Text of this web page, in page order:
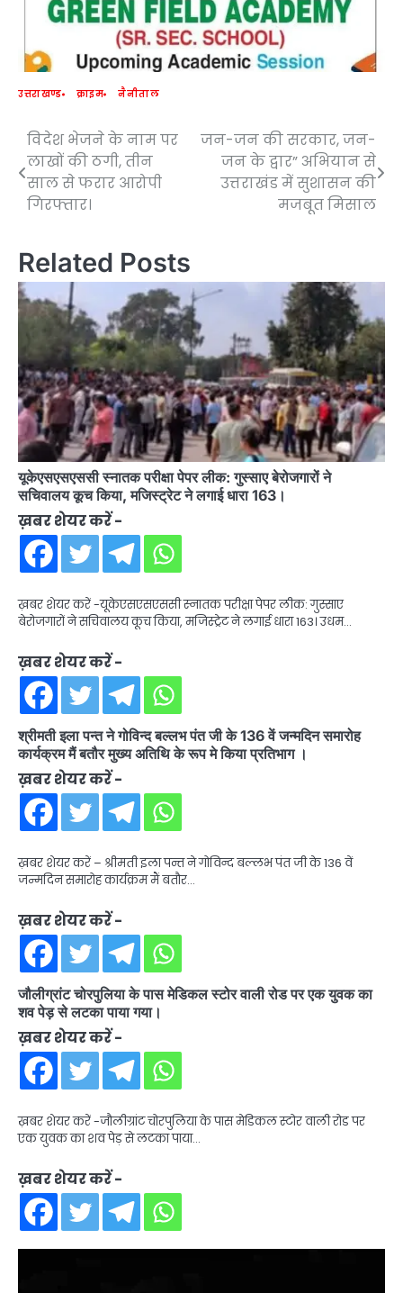
उत्तराखण्ड क्राइम नैनीताल
Post
navigation
विदेश भेजने के नाम पर
लाखों की ठगी, तीन
साल से फरार आरोपी
गिरफ्तार।
जन-जन की सरकार, जन-
जन के द्वार” अभियान से
उत्तराखंड में सुशासन की
मजबूत मिसाल
Related Posts
यूकेएसएसएससी स्नातक परीक्षा पेपर लीक: गुस्साए बेरोजगारों ने
सचिवालय कूच किया, मजिस्ट्रेट ने लगाई धारा 163।
ख़बर शेयर करें -
ख़बर शेयर करें -यूकेएसएसएससी स्नातक परीक्षा पेपर लीक: गुस्साए
बेरोजगारों ने सचिवालय कूच किया, मजिस्ट्रेट ने लगाई धारा 163। उधम…
ख़बर शेयर करें -
श्रीमती इला पन्त ने गोविन्द बल्लभ पंत जी के 136 वें जन्मदिन समारोह
कार्यक्रम मैं बतौर मुख्य अतिथि के रूप मे किया प्रतिभाग ।
ख़बर शेयर करें -
ख़बर शेयर करें – श्रीमती इला पन्त ने गोविन्द बल्लभ पंत जी के 136 वें
जन्मदिन समारोह कार्यक्रम मैं बतौर…
ख़बर शेयर करें -
जौलीग्रांट चोरपुलिया के पास मेडिकल स्टोर वाली रोड पर एक युवक का
शव पेड़ से लटका पाया गया।
ख़बर शेयर करें -
ख़बर शेयर करें -जौलीग्रांट चोरपुलिया के पास मेडिकल स्टोर वाली रोड पर
एक युवक का शव पेड़ से लटका पाया…
ख़बर शेयर करें -